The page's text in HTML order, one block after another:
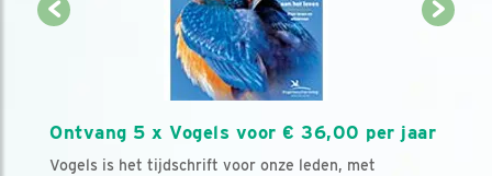
Ontvang 5 x Vogels voor € 36,00 per jaar
Vogels is het tijdschrift voor onze leden, met